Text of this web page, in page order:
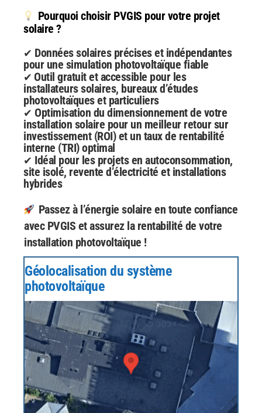
Pourquoi choisir PVGIS pour votre projet
solaire ?
✔ Données solaires précises et indépendantes
pour une simulation photovoltaïque fiable
✔ Outil gratuit et accessible pour les
installateurs solaires, bureaux d’études
photovoltaïques et particuliers
✔ Optimisation du dimensionnement de votre
installation solaire pour un meilleur retour sur
investissement (ROI) et un taux de rentabilité
interne (TRI) optimal
✔ Idéal pour les projets en autoconsommation,
site isolé, revente d’électricité et installations
hybrides
Passez à l’énergie solaire en toute confiance
avec PVGIS et assurez la rentabilité de votre
installation photovoltaïque !
Géolocalisation du système
photovoltaïque